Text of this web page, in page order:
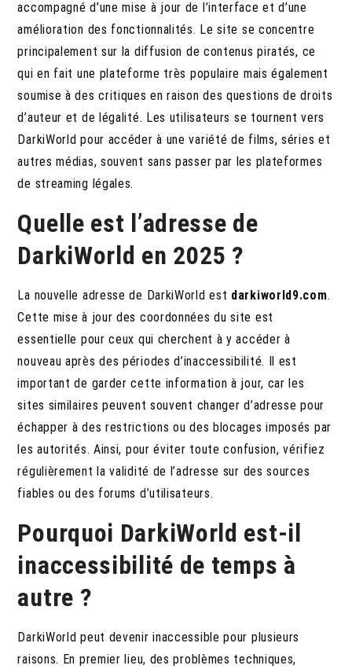
accompagné d’une mise à jour de l’interface et d’une
amélioration des fonctionnalités. Le site se concentre
principalement sur la diffusion de contenus piratés, ce
qui en fait une plateforme très populaire mais également
soumise à des critiques en raison des questions de droits
d’auteur et de légalité. Les utilisateurs se tournent vers
DarkiWorld pour accéder à une variété de films, séries et
autres médias, souvent sans passer par les plateformes
de streaming légales.
Quelle est l’adresse de
DarkiWorld en 2025 ?
La nouvelle adresse de DarkiWorld est darkiworld9.com.
Cette mise à jour des coordonnées du site est
essentielle pour ceux qui cherchent à y accéder à
nouveau après des périodes d’inaccessibilité. Il est
important de garder cette information à jour, car les
sites similaires peuvent souvent changer d’adresse pour
échapper à des restrictions ou des blocages imposés par
les autorités. Ainsi, pour éviter toute confusion, vérifiez
régulièrement la validité de l’adresse sur des sources
fiables ou des forums d’utilisateurs.
Pourquoi DarkiWorld est-il
inaccessibilité de temps à
autre ?
DarkiWorld peut devenir inaccessible pour plusieurs
raisons. En premier lieu, des problèmes techniques,